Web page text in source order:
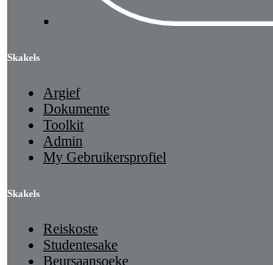
Skakels
Argief
Dokumente
Toolkit
Admin
My Gebruikersprofiel
Skakels
Reiskoste
Studentesake
Beursaansoeke